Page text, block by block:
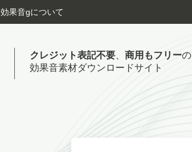
効果音gについて
クレジット表記不要 商用もフリーの
効果音素材ダウンロードサイト